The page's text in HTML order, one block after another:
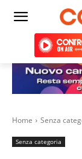
Home Senza
Senza categoria